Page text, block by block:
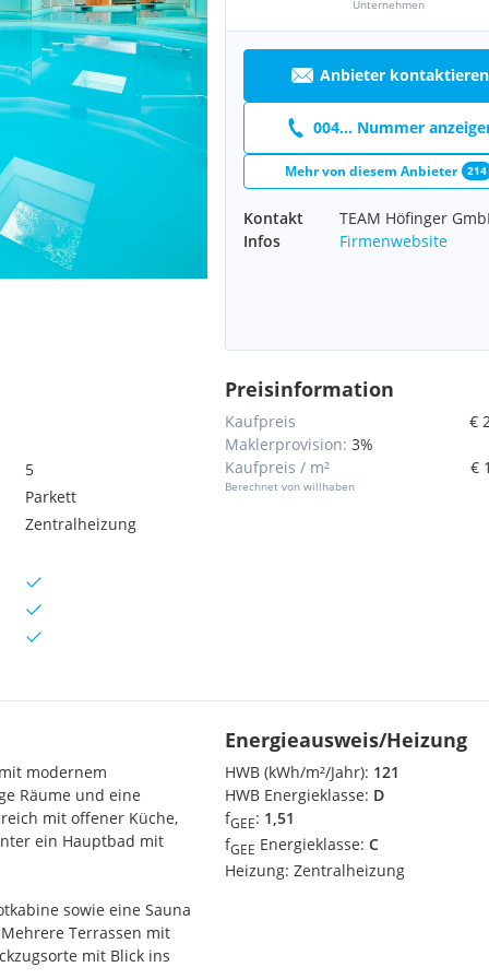
Unternehmen
Anbieter kontaktieren
004... Nummer
Mehr von diesem Anbieter 214
Kontakt
TEAM Höfinger
Infos
Firmenwebsite
5
Parkett
Zentralheizung
Preisinformation
Kaufpreis
€
Maklerprovision: 3%
Kaufpreis / m²
Berechnet von willhaben
€
modernem
Räume und eine
mit offener Küche,
ein Hauptbad mit
sowie eine Sauna
Terrassen mit
mit Blick ins
Energieausweis/Heizung
HWB (kWh/m²/Jahr): 121
HWB Energieklasse: D
fGEE: 1,51
fGEE Energieklasse: C
Heizung: Zentralheizung